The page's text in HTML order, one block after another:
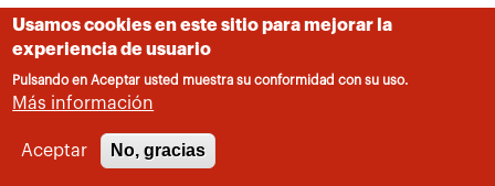
Usamos cookies en este sitio para mejorar la
experiencia de usuario
Pulsando en Aceptar usted muestra su conformidad con su uso.
Más información
Aceptar No, gracias